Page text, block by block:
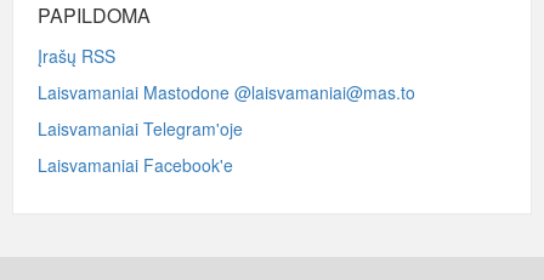
PAPILDOMA
Įrašų RSS
Laisvamaniai Mastodone @laisvamaniai@mas.to
Laisvamaniai Telegram'oje
Laisvamaniai Facebook'e